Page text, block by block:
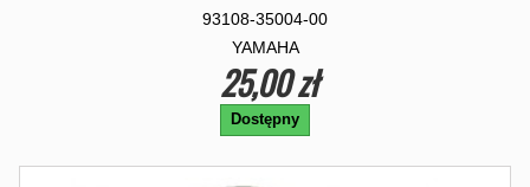
93108-35004-00
YAMAHA
25,00 zł
Dostępny